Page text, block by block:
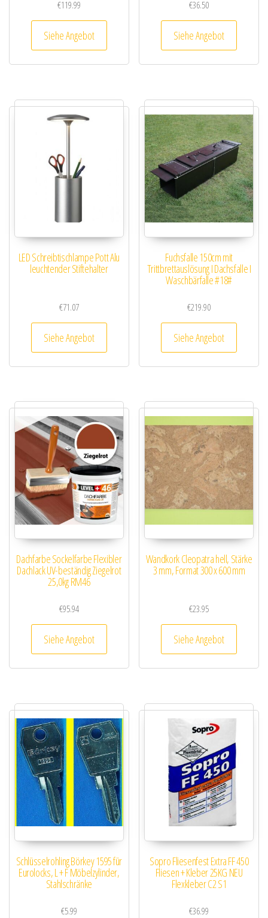
€119.99
Siehe Angebot
€36.50
Siehe Angebot
LED Schreibtischlampe Pott Alu
leuchtender Stiftehalter
€71.07
Siehe Angebot
Fuchsfalle 150cm mit
Trittbrettauslösung I Dachsfalle I
Waschbärfalle #18#
€219.90
Siehe Angebot
Dachfarbe Sockelfarbe Flexibler
Dachlack UV-beständig Ziegelrot
25,0kg RM46
€95.94
Siehe Angebot
Wandkork Cleopatra hell, Stärke
3 mm, Format 300 x 600 mm
€23.95
Siehe Angebot
Schlüsselrohling Börkey 1595 für
Eurolocks, L + F Möbelzylinder,
Stahlschränke
€5.99
Sopro Fliesenfest Extra FF 450
Fliesen + Kleber 25KG NEU
Flexkleber C2 S1
€36.99